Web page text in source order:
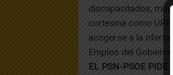
discapacitados,
cortesina como
acogerse a la
Empleo del Gobierno
EL PSN-PSOE PIDE